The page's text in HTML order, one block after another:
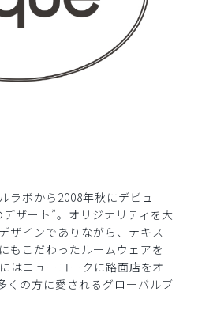
が、むしろよい感じで椅子にか
たです。さりげない柄が可愛く
ます！
&クラシコ 白衣:アーバンシ
ルーフラワー/XL
ラボから2008年秋にデビュ
ザート”。オリジナリティを大
ザインでありながら、テキス
もこだわったルームウェアを
はニューヨークに路面店をオ
くの方に愛されるグローバルブ